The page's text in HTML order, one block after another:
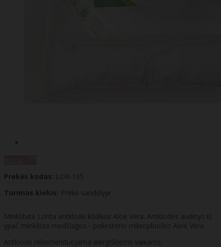
Prekės kodas: LOR-135
Turimas kiekis: Prekė sandėlyje
Minkštutė Lorita antklodė kūdikiui Aloe Vera. Antklodės audinys iš
ypač minkštos medžiagos - poliesterio mikropluošto Aloe Vera.
Antklodė rekomenduojama alergiškiems vaikams.